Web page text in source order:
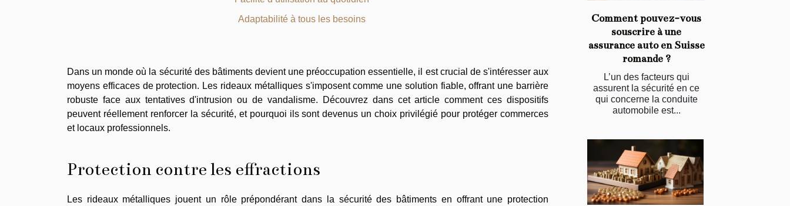
Adaptabilité à tous les besoins
Dans un monde où la sécurité des bâtiments devient une préoccupation essentielle, il est crucial de s'intéresser aux
moyens efficaces de protection. Les rideaux métalliques s'imposent comme une solution fiable, offrant une barrière
robuste face aux tentatives d'intrusion ou de vandalisme. Découvrez dans cet article comment ces dispositifs
peuvent réellement renforcer la sécurité, et pourquoi ils sont devenus un choix privilégié pour protéger commerces
et locaux professionnels.
Protection contre les effractions
Les rideaux métalliques jouent un rôle prépondérant dans la sécurité des bâtiments en offrant une protection
Comment pouvez-vous
souscrire à une
assurance auto en Suisse
romande ?
L’un des facteurs qui
assurent la sécurité en ce
qui concerne la conduite
automobile est...